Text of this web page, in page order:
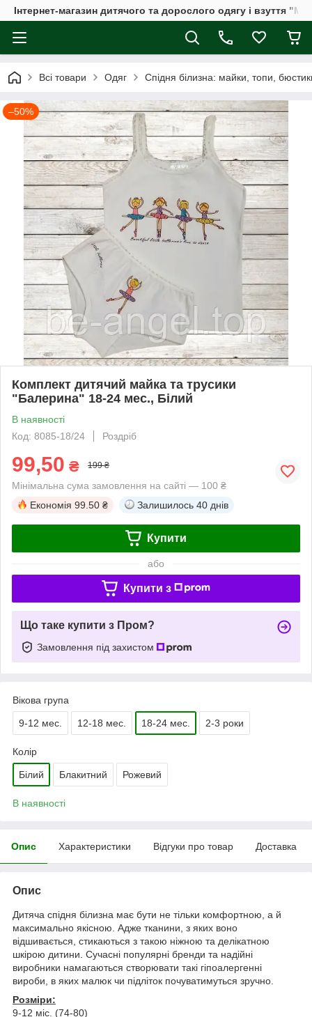
Інтернет-магазин дитячого та дорослого одягу і взуття
Всі товари Одяг Спідня білизна: майки, топи,
–50%
Комплект дитячий майка та трусики
"Балерина" 18-24 мес., Білий
В наявності
Код: 8085-18/24
Роздріб
99,50 ₴ 199 ₴
Мінімальна сума замовлення на сайті — 100 ₴
Економія 99.50 ₴ Залишилось 40 днів
Купити
або
Купити з
Що таке купити з Пром?
Замовлення під захистом
Вікова група
9-12 мес. 12-18 мес. 18-24 мес. 2-3 роки
Колір
Білий Блакитний Рожевий
В наявності
Опис Характеристики Відгуки про товар Доставка
Опис
Дитяча спідня білизна має бути не тільки комфортною, а й
максимально якісною. Адже тканини, з яких воно
відшивається, стикаються з такою ніжною та делікатною
шкірою дитини. Сучасні популярні бренди та надійні
виробники намагаються створювати такі гіпоалергенні
вироби, в яких малюк чи підліток почуватимуться зручно.
Розміри:
9-12 міс. (74-80)